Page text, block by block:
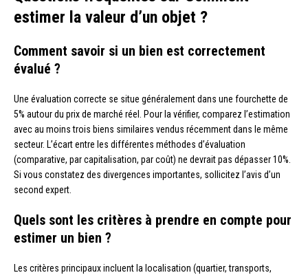
estimer la valeur d’un objet ?
Comment savoir si un bien est correctement
évalué ?
Une évaluation correcte se situe généralement dans une fourchette de
5% autour du prix de marché réel. Pour la vérifier, comparez l’estimation
avec au moins trois biens similaires vendus récemment dans le même
secteur. L’écart entre les différentes méthodes d’évaluation
(comparative, par capitalisation, par coût) ne devrait pas dépasser 10%.
Si vous constatez des divergences importantes, sollicitez l’avis d’un
second expert.
Quels sont les critères à prendre en compte pour
estimer un bien ?
Les critères principaux incluent la localisation (quartier, transports,